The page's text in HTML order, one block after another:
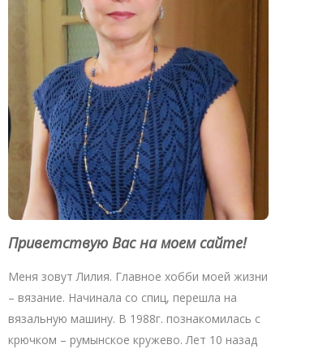
Приветствую Вас на моем сайте!
Меня зовут Лилия. Главное хобби моей жизни
– вязание. Начинала со спиц, перешла на
вязальную машину. В 1988г. познакомилась с
крючком – румынское кружево. Лет 10 назад